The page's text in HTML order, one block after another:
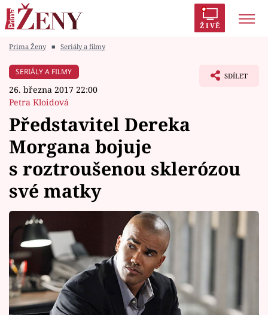
ŽIVĚ
Módní alarm
Témata
Celebrity
Vztahy
Seriály
Horoskopy
Sledujte prima+
Prima Ženy ■ Seriály a filmy
SERIÁLY A FILMY
26. března 2017 22:00
Petra Kloidová
SDÍLET
Představitel Dereka
Morgana bojuje
s roztroušenou sklerózou
své matky